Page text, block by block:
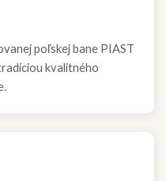
poľskej bane PIAST
kvalitného